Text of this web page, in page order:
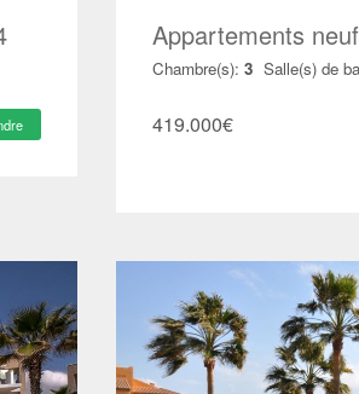
Appartements
Chambre(s): 3 Salle(s) de
419.000€